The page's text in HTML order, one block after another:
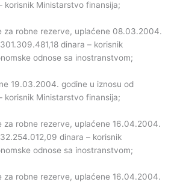
korisnik Ministarstvo finansija;
za robne rezerve, uplaćene 08.03.2004.
dinara – korisnik
odnose sa inostranstvom;
19.03.2004. godine u iznosu od
korisnik Ministarstvo finansija;
za robne rezerve, uplaćene 16.04.2004.
dinara – korisnik
odnose sa inostranstvom;
za robne rezerve, uplaćene 16.04.2004.